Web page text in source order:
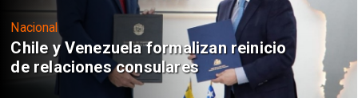
Nacional
Chile y Venezuela formalizan reinicio
de relaciones consulares